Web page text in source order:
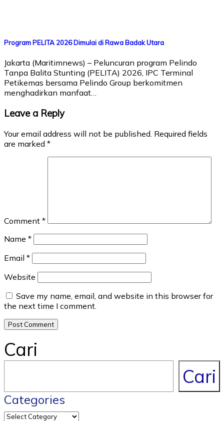
Program PELITA 2026 Dimulai di Rawa Badak Utara
Jakarta (Maritimnews) – Peluncuran program Pelindo
Tanpa Balita Stunting (PELITA) 2026, IPC Terminal
Petikemas bersama Pelindo Group berkomitmen
menghadirkan manfaat…
Leave a Reply
Your email address will not be published. Required fields
are marked *
Comment *
Name *
Email *
Website
Save my name, email, and website in this browser for
the next time I comment.
Cari
Cari
Categories